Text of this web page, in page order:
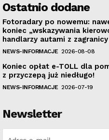
Ostatnio dodane
Fotoradary po nowemu:
koniec „wskazywania
handlarzy autami z zagranicy
NEWS-INFORMACJE 2026-08-08
Koniec opłat e-TOLL dla
z przyczepą już niedługo!
NEWS-INFORMACJE 2026-07-19
Newsletter